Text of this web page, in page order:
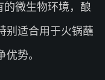
的微生物环境，酿
别适合用于火锅蘸
势。